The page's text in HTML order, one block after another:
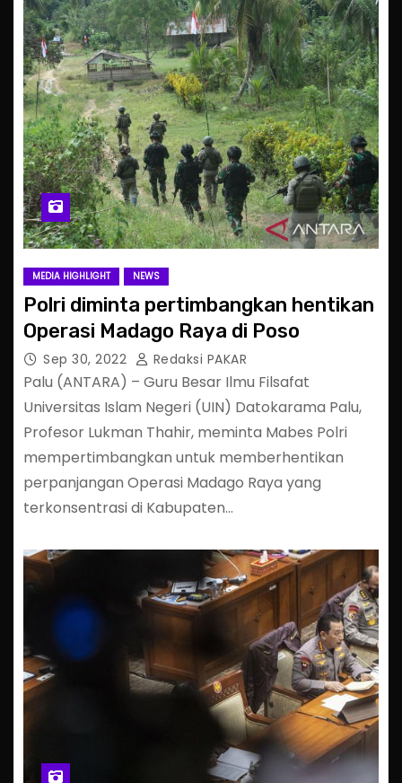
MEDIA HIGHLIGHT NEWS
Polri diminta pertimbangkan hentikan
Operasi Madago Raya di Poso
Sep 30, 2022 Redaksi PAKAR
Palu (ANTARA) – Guru Besar Ilmu Filsafat
Universitas Islam Negeri (UIN) Datokarama Palu,
Profesor Lukman Thahir, meminta Mabes Polri
mempertimbangkan untuk memberhentikan
perpanjangan Operasi Madago Raya yang
terkonsentrasi di Kabupaten…